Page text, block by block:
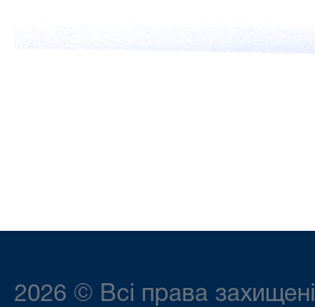
2026 © Всі права захищені